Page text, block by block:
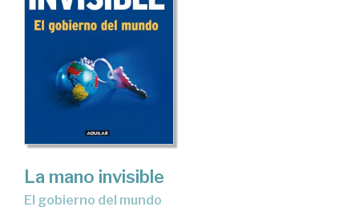
La mano invisible
el gobierno del mundo